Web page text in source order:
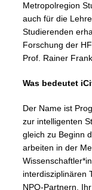
Metropolregion
auch für die
Studierenden
Forschung der
Prof. Rainer
Was bedeutet
Der Name ist
zur intelligenten
gleich zu Beginn
arbeiten in der
interdisziplinären
NPO-Partnern.